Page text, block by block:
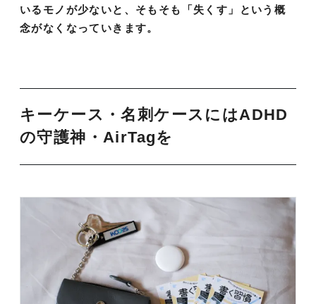
いるモノが少ないと、そもそも「失くす」という概
念がなくなっていきます。
キーケース・名刺ケースにはADHD
の守護神・AirTagを